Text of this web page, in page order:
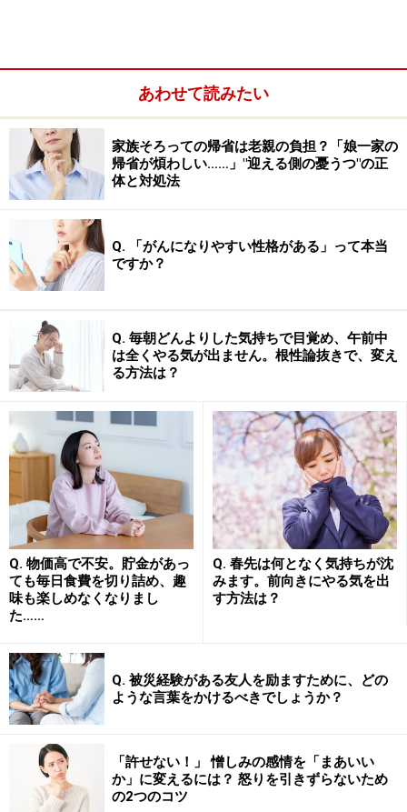
心が疲れたときの対処法……できそうなこと
からストレスを小さくするのがコツ
心が疲れているときにすべきなのは自分を労わり、心の余裕
をつくること
上のような考え方で生活をしていると、ネガティブな発
想がさらにストレスを招き、自分自身を追い込んでしま
います。では、こうした発想から楽になるには、何をす
ればよいのでしょう？
もちろん、気分転換をする気にもなれない。憂うつ感が
続いて何もしたくない。よく眠れない状態が続いてい
る。食欲が減少して体重も減ってしまった……。こうした
不調が続いている場合には、心の病気の可能性を考え
て、早めに精神科医を受診することが大切です。
あわせて読みたい
家族そろっての帰省は老親の負担？「娘一家の
帰省が煩わしい……」"迎える側の憂うつ"の正
体と対処法
Q. 「がんになりやすい性格がある」って本当
ですか？
Q. 毎朝どんよりした気持ちで目覚め、午前中
は全くやる気が出ません。根性論抜きで、変え
る方法は？
Q. 物価高で不安。貯金があっ
ても毎日食費を切り詰め、趣
味も楽しめなくなりまし
た……
Q. 春先は何となく気持ちが沈
みます。前向きにやる気を出
す方法は？
Q. 被災経験がある友人を励ますために、どの
ような言葉をかけるべきでしょうか？
「許せない！」 憎しみの感情を「まあいい
か」に変えるには？ 怒りを引きずらないため
の2つのコツ